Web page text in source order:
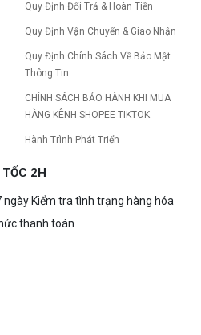
Quy Định Đổi Trả & Hoàn Tiền
Quy Định Vận Chuyển & Giao Nhận
Quy Định Chính Sách Về Bảo Mật
Thông Tin
CHÍNH SÁCH BẢO HÀNH KHI MUA
HÀNG KÊNH SHOPEE TIKTOK
Hành Trình Phát Triển
2H
Kiểm tra tình trạng hàng hóa
thanh toán